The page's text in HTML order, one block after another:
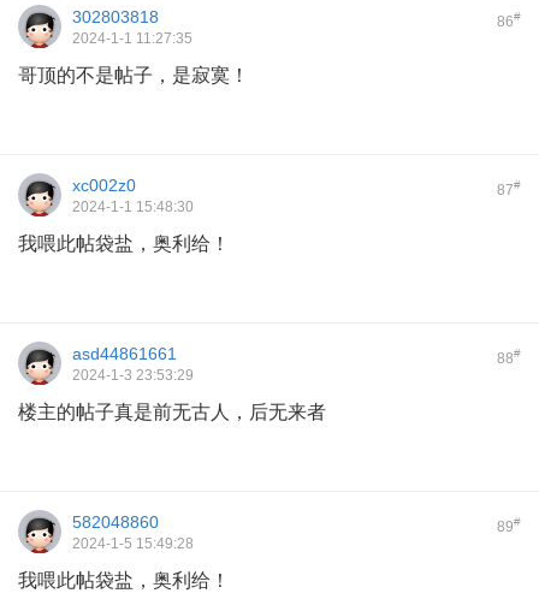
86#
302803818
2024-1-1 11:27:35
哥顶的不是帖子，是寂寞！
87#
xc002z0
2024-1-1 15:48:30
我喂此帖袋盐，奥利给！
88#
asd44861661
2024-1-3 23:53:29
楼主的帖子真是前无古人，后无来者
89#
582048860
2024-1-5 15:49:28
我喂此帖袋盐，奥利给！